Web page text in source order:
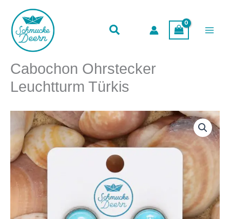
Inhalt
springen
Cabochon Ohrstecker
Leuchtturm Türkis
Türkis
Menge